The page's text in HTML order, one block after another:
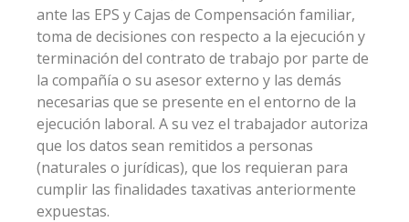
ante las EPS y Cajas de Compensación familiar,
toma de decisiones con respecto a la ejecución y
terminación del contrato de trabajo por parte de
la compañía o su asesor externo y las demás
necesarias que se presente en el entorno de la
ejecución laboral. A su vez el trabajador autoriza
que los datos sean remitidos a personas
(naturales o jurídicas), que los requieran para
cumplir las finalidades taxativas anteriormente
expuestas.